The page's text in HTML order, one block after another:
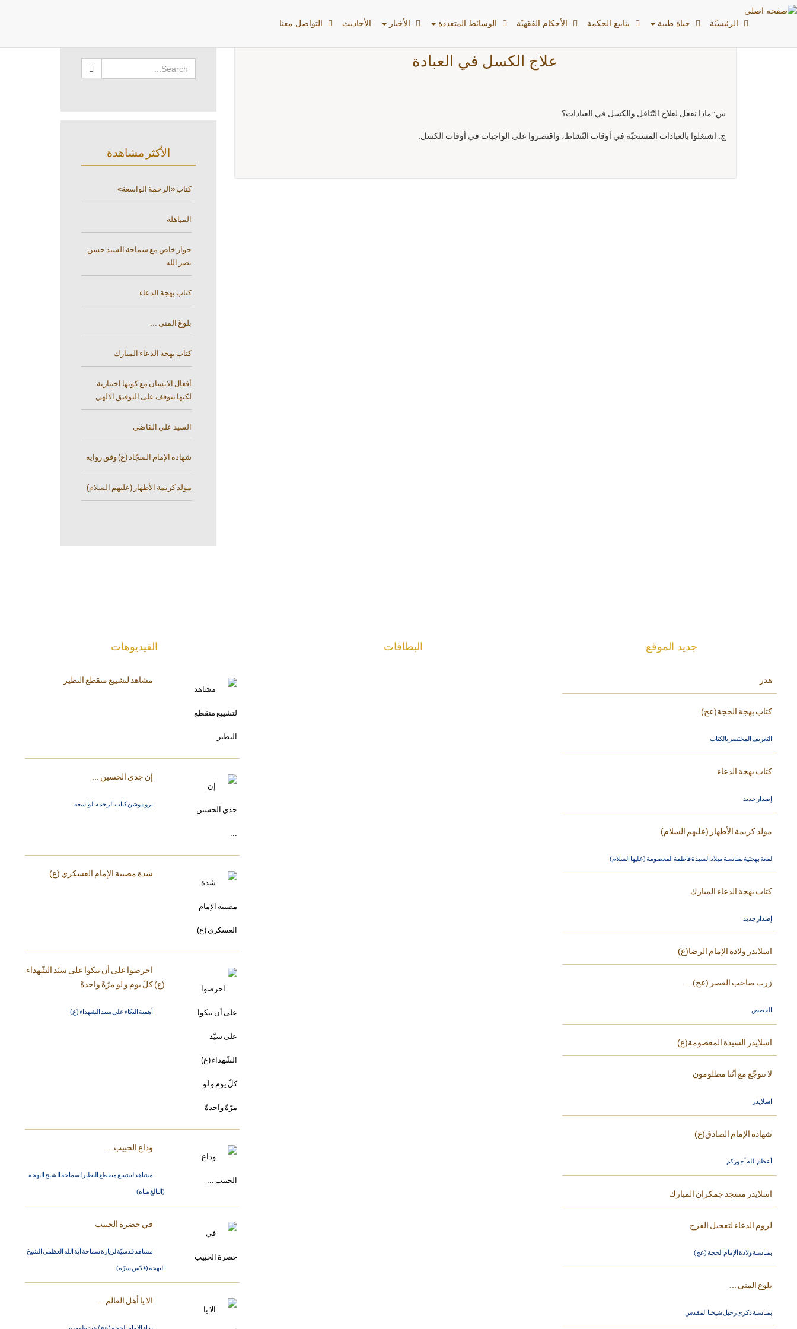
الرئیسیّة حياة طيبة ينابيع الحكمة الأحکام الفقهیّة الوسائط المتعددة الأخبار الأحادیث التواصل معنا
علاج الكسل في العبادة
س: ماذا نفعل لعلاج التّثاقل والكسل في العبادات؟
ج: اشتغلوا بالعبادات المستحبّة في أوقات النّشاط، واقتصروا على الواجبات في أوقات الكسل.
الأكثر مشاهدة
كتاب «الرحمة الواسعة»
المباهلة
حوار خاص مع سماحة السيد حسن
نصر الله
كتاب بهجة الدعاء
بلوغ المنى ...
كتاب بهجة الدعاء المبارك
أفعال الانسان مع كونها اختيارية
لكنها تتوقف على التوفيق الالهي
السيد علي القاضي
شهادة الإمام السجّاد (ع) وفق رواية
مولد كريمة الأطهار (عليهم السلام)
الفیدیوهات
مشاهد لتشييع منقطع النظير
إن جدي الحسين ...
بروموشن كتاب الرحمة الواسعة
شدة مصيبة الإمام العسكري (ع)
احرصوا على أن تبكوا على سيّد الشّهداء
(ع) كلّ يوم و لو مرّةً واحدةً
أهمية البكاء على سيد الشهداء (ع)
وداع الحبيب ...
مشاهد لتشييع منقطع النظير لسماحة الشيخ البهجة
(البالغ مناه)
في حضرة الحبيب
مشاهد قدسيّة لزيارة سماحة آية الله العظمى الشيخ
البهجة (قدّس سرّه)
الا يا أهل العالم ...
البطاقات جديد الموقع
هدر
كتاب بهجة الحجة(عج)
التعريف المختصر بالكتاب
كتاب بهجة الدعاء
إصدار جديد
مولد كريمة الأطهار (عليهم السلام)
لمعة بهجتية بمناسبة ميلاد السيدة فاطمة المعصومة (عليها السلام)
كتاب بهجة الدعاء المبارك
إصدار جديد
اسلايدر ولادة الإمام الرضا(ع)
زرت صاحب العصر (عج) ...
القصص
اسلايدر السيدة المعصومة(ع)
لا نتوجّع مع أنّنا مظلومون
اسلايدر
شهادة الإمام الصادق(ع)
أعظم الله أجوركم
اسلايدر مسجد جمكران المبارك
لزوم الدعاء لتعجيل الفرج
بمناسبة ولادة الإمام الحجة (عج)
بلوغ المنى ...
بمناسبة ذكرى رحيل شيخنا المقدس